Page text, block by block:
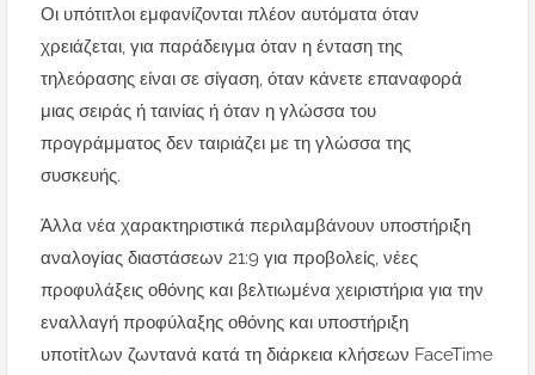
Οι υπότιτλοι εμφανίζονται πλέον αυτόματα όταν
χρειάζεται, για παράδειγμα όταν η ένταση της
τηλεόρασης είναι σε σίγαση, όταν κάνετε επαναφορά
μιας σειράς ή ταινίας ή όταν η γλώσσα του
προγράμματος δεν ταιριάζει με τη γλώσσα της
συσκευής.
Άλλα νέα χαρακτηριστικά περιλαμβάνουν υποστήριξη
αναλογίας διαστάσεων 21:9 για προβολείς, νέες
προφυλάξεις οθόνης και βελτιωμένα χειριστήρια για την
εναλλαγή προφύλαξης οθόνης και υποστήριξη
υποτίτλων ζωντανά κατά τη διάρκεια κλήσεων FaceTime